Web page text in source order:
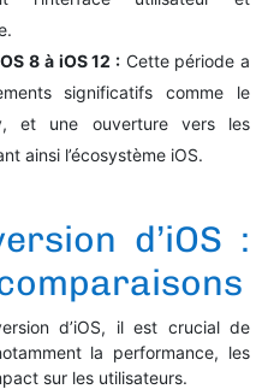
8 à iOS 12 :Cette période a
significatifs comme le
et une ouverture vers les
ainsi l’écosystème iOS.
d’iOS :
d’iOS, il est crucial de
la performance, les
sur les utilisateurs.